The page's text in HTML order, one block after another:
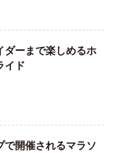
ダーまで楽しめるホ
イド
で開催されるマラソ